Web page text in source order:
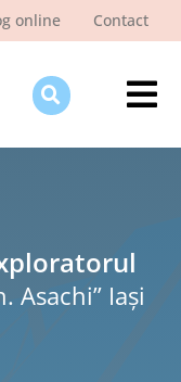
online Contact
Asachi” Iaşi